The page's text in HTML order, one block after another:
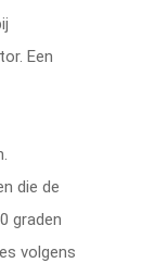
Een
die de
graden
volgens